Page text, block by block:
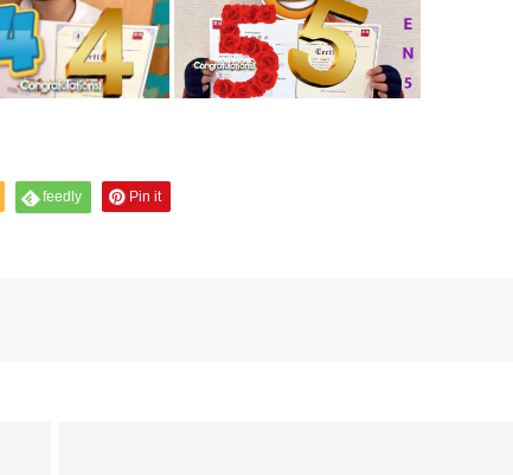
feedly Pin it